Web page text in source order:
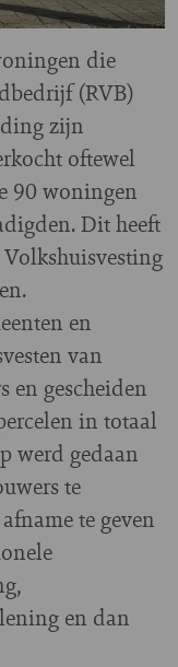
die
(RVB)
zijn
oftewel
90 woningen
Dit heeft
en
van
en gescheiden
in totaal
werd gedaan
te
te geven
en dan